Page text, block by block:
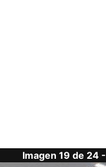
Imagen 19 de 24 -